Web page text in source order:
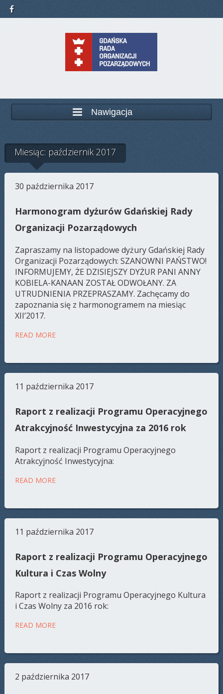
Nawigacja
Miesiąc: październik 2017
30 października 2017
Harmonogram dyżurów Gdańskiej Rady
Organizacji Pozarządowych
Zapraszamy na listopadowe dyżury Gdańskiej Rady
Organizacji Pozarządowych: SZANOWNI PAŃSTWO!
INFORMUJEMY, ŻE DZISIEJSZY DYŻUR PANI ANNY
KOBIELA-KANAAN ZOSTAŁ ODWOŁANY. ZA
UTRUDNIENIA PRZEPRASZAMY. Zachęcamy do
zapoznania się z harmonogramem na miesiąc
XII’2017.
READ MORE
11 października 2017
Raport z realizacji Programu Operacyjnego
Atrakcyjność Inwestycyjna za 2016 rok
Raport z realizacji Programu Operacyjnego
Atrakcyjność Inwestycyjna:
READ MORE
11 października 2017
Raport z realizacji Programu Operacyjnego
Kultura i Czas Wolny
Raport z realizacji Programu Operacyjnego Kultura
i Czas Wolny za 2016 rok:
READ MORE
2 października 2017